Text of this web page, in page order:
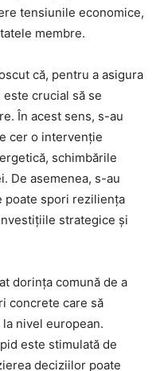
tensiunile economice,
membre.
că, pentru a asigura
crucial să se
În acest sens, s-au
cer o intervenție
schimbările
De asemenea, s-au
poate spori reziliența
strategice și
dorința comună de a
concrete care să
nivel european.
este stimulată de
deciziilor poate